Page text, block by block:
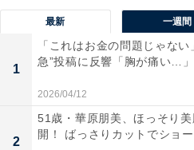
最新 一週間
1
「これはお金の問題じゃな
急”投稿に反響「胸が痛い…
2026/04/12
2
51歳・華原朋美、ほっそり
開！ ばっさりカットでショ